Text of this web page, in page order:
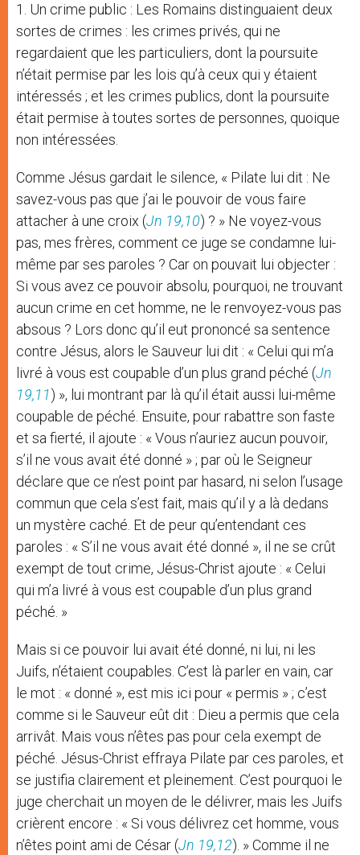
1. Un crime public : Les Romains distinguaient deux
sortes de crimes : les crimes privés, qui ne
regardaient que les particuliers, dont la poursuite
n’était permise par les lois qu’à ceux qui y étaient
intéressés ; et les crimes publics, dont la poursuite
était permise à toutes sortes de personnes, quoique
non intéressées.
Comme Jésus gardait le silence, « Pilate lui dit : Ne
savez-vous pas que j’ai le pouvoir de vous faire
attacher à une croix (Jn 19,10) ? » Ne voyez-vous
pas, mes frères, comment ce juge se condamne lui-
même par ses paroles ? Car on pouvait lui objecter :
Si vous avez ce pouvoir absolu, pourquoi, ne trouvant
aucun crime en cet homme, ne le renvoyez-vous pas
absous ? Lors donc qu’il eut prononcé sa sentence
contre Jésus, alors le Sauveur lui dit : « Celui qui m’a
livré à vous est coupable d’un plus grand péché (Jn
19,11) », lui montrant par là qu’il était aussi lui-même
coupable de péché. Ensuite, pour rabattre son faste
et sa fierté, il ajoute : « Vous n’auriez aucun pouvoir,
s’il ne vous avait été donné » ; par où le Seigneur
déclare que ce n’est point par hasard, ni selon l’usage
commun que cela s’est fait, mais qu’il y a là dedans
un mystère caché. Et de peur qu’entendant ces
paroles : « S’il ne vous avait été donné », il ne se crût
exempt de tout crime, Jésus-Christ ajoute : « Celui
qui m’a livré à vous est coupable d’un plus grand
péché. »
Mais si ce pouvoir lui avait été donné, ni lui, ni les
Juifs, n’étaient coupables. C’est là parler en vain, car
le mot : « donné », est mis ici pour « permis » ; c’est
comme si le Sauveur eût dit : Dieu a permis que cela
arrivât. Mais vous n’êtes pas pour cela exempt de
péché. Jésus-Christ effraya Pilate par ces paroles, et
se justifia clairement et pleinement. C’est pourquoi le
juge cherchait un moyen de le délivrer, mais les Juifs
crièrent encore : « Si vous délivrez cet homme, vous
n’êtes point ami de César (Jn 19,12). » Comme il ne